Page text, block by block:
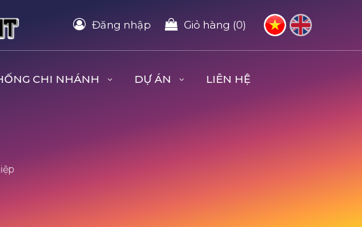
Đăng nhập Giỏ hàng (0)
CHI NHÁNH DỰ ÁN LIÊN HỆ